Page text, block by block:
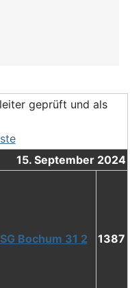
15. September 2024
SG Bochum 31 2 1387